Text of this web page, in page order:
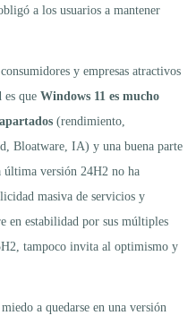
a los usuarios a mantener
y empresas atractivos
es que Windows 11 es mucho
(rendimiento,
Bloatware, IA) y una buena parte
versión 24H2 no ha
masiva de servicios y
en estabilidad por sus múltiples
tampoco invita al optimismo y
a quedarse en una versión